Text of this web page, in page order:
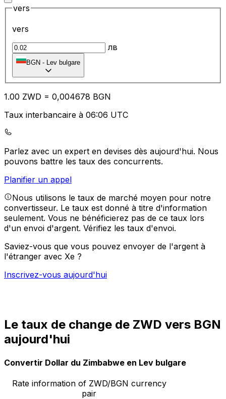
vers
vers
лв
BGN - Lev bulgare
1.00 ZWD = 0,004678 BGN
Taux interbancaire à 06:06 UTC
Parlez avec un expert en devises dès aujourd'hui. Nous
pouvons battre les taux des concurrents.
Planifier un appel
Nous utilisons le taux de marché moyen pour notre
convertisseur. Le taux est donné à titre d'information
seulement. Vous ne bénéficierez pas de ce taux lors
d'un envoi d'argent. Vérifiez les taux d'envoi.
Saviez-vous que vous pouvez envoyer de l'argent à
l'étranger avec Xe ?
Inscrivez-vous aujourd'hui
Le taux de change de ZWD vers BGN
aujourd'hui
Convertir Dollar du Zimbabwe en Lev bulgare
Rate information of ZWD/BGN currency
pair